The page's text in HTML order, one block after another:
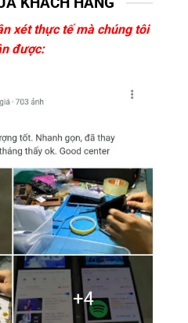
xét thực tế mà chúng tôi
được: